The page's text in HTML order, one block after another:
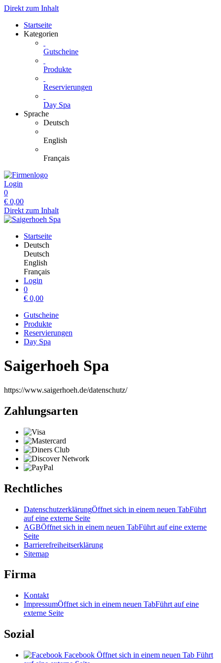
Direkt zum Inhalt
Startseite
Kategorien
Gutscheine
Produkte
Reservierungen
Day Spa
Sprache
Deutsch
English
Français
Login
0
€ 0,00
Direkt zum Inhalt
Startseite
Deutsch
Deutsch
English
Français
Login
0
€ 0,00
Gutscheine
Produkte
Reservierungen
Day Spa
Saigerhoeh Spa
https://www.saigerhoeh.de/datenschutz/
Zahlungsarten
Rechtliches
DatenschutzerklärungÖffnet sich in einem neuen TabFührt
auf eine externe Seite
AGBÖffnet sich in einem neuen TabFührt auf eine externe
Seite
Barrierefreiheitserklärung
Sitemap
Firma
Kontakt
ImpressumÖffnet sich in einem neuen TabFührt auf eine
externe Seite
Sozial
Facebook Öffnet sich in einem neuen Tab Führt